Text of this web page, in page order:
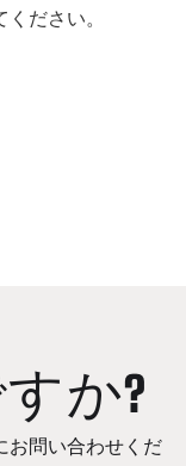
ださい。
か?
お問い合わせくだ